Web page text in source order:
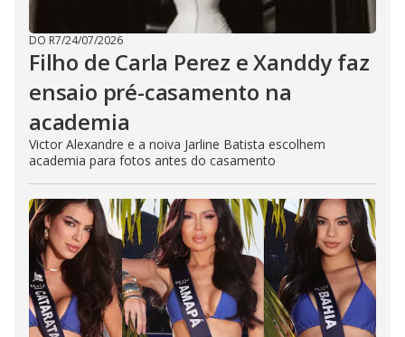
DO R7/24/07/2026
Filho de Carla Perez e Xanddy faz
ensaio pré-casamento na
academia
Victor Alexandre e a noiva Jarline Batista escolhem
academia para fotos antes do casamento